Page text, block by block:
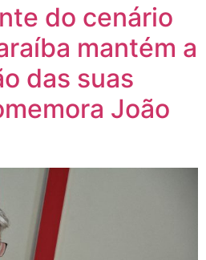
do cenário
mantém a
das suas
João